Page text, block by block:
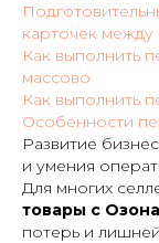
карточек
Как выполнить
массово
Как выполнить
Особенности
Развитие
и умения
Для многих
товары с
потерь и